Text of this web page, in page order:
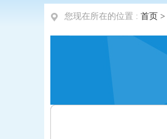
您现在所在的位置 : 首页 >